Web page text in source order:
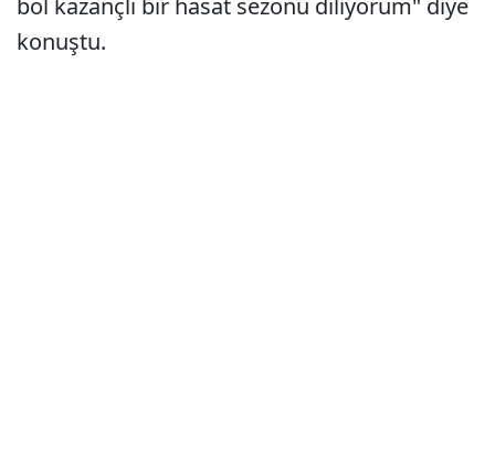
bol kazançlı bir hasat sezonu diliyorum" diye
konuştu.